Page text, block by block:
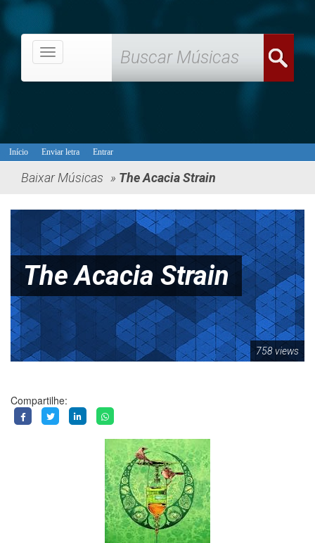
Menu
Início Enviar letra Entrar
Baixar Músicas » The Acacia Strain
The Acacia Strain
758 views
Compartilhe: